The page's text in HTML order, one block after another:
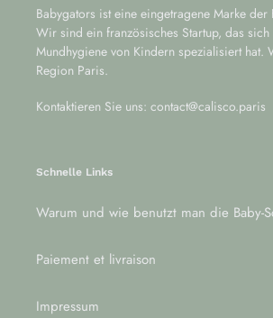
Babygators ist eine eingetragene Marke der
Wir sind ein französisches Startup, das
Mundhygiene von Kindern spezialisiert hat.
Region Paris.
Kontaktieren Sie uns: contact@calisco.paris
Schnelle Links
Warum und wie benutzt man die Baby-
Paiement et livraison
Impressum